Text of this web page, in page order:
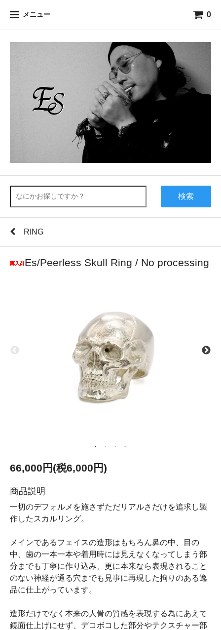
メニュー 0
検索
RING
Es/Peerless Skull Ring / No processing
66,000円(税6,000円)
商品説明
一切のデフォルメを施さずただリアルさだけを追求し製
作したスカルリング。
メインであるフェイスの造形はもちろん鼻の中、目の
中、歯の一本一本や着用時には見えなくなってしまう部
分までも丁寧に作り込み、更に本来なら表現されること
のない神経が通る穴までも見事に再現した拘りのある逸
品に仕上がっています。
造形だけでなく本来の人骨の質感を表現する為にあえて
鏡面仕上げにせず、デコボコした部分やテクスチャー部